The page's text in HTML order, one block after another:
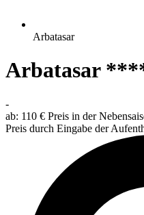
Arbatasar
Arbatasar
-
ab: 110 € Preis in der
Preis durch Eingabe der